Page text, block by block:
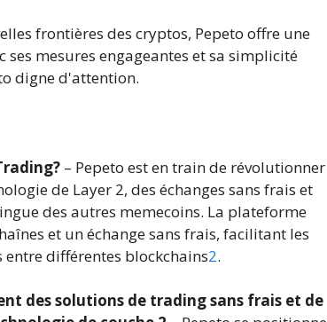
frontières des cryptos, Pepeto offre une
mesures engageantes et sa simplicité
digne d'attention.
– Pepeto est en train de révolutionner
de Layer 2, des échanges sans frais et
des autres memecoins. La plateforme
et un échange sans frais, facilitant les
entre différentes blockchains2.
des solutions de trading sans frais et de